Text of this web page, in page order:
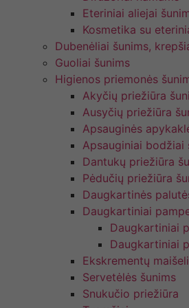
Eteriniai aliejai
Kosmetika su
Dubenėliai šunims,
Guoliai šunims
Higienos priemonės
Akyčių priežiūra
Ausyčių priežiūra
Apsauginės
Apsauginiai bodžiai
Dantukų priežiūra
Pėdučių priežiūra
Daugkartinės
Daugkartiniai
Daugkartiniai
Daugkartiniai
Ekskrementų
Servetėlės šunims
Snukučio priežiūra